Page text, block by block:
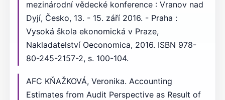
mezinárodní vědecké konference : Vranov nad
Dyjí, Česko, 13. - 15. září 2016. - Praha :
Vysoká škola ekonomická v Praze,
Nakladatelství Oeconomica, 2016. ISBN 978-
80-245-2157-2, s. 100-104.
AFC KŇAŽKOVÁ, Veronika. Accounting
Estimates from Audit Perspective as Result of